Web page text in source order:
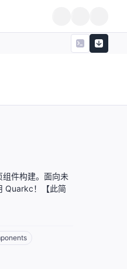
件构建。面向未
Quarkc！【此简